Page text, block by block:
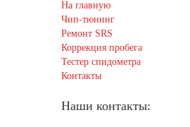
На главную
Чип-тюнинг
Ремонт SRS
Коррекция пробега
Тестер спидометра
Контакты
Наши контакты: